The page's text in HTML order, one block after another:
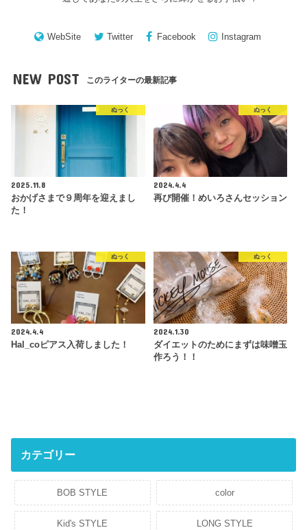
WebSite Twitter Facebook Instagram
NEW POST このライターの最新記事
ぬっく
2025.11.8
おかげさまで９周年を迎えまし
た！
ぬっく
2024.4.4
再び開催！めいろさんセッション
ぬっく
2024.4.4
Hal_coピアス入荷しました！
ぬっく
2024.1.30
ダイエットのためにまずは味噌玉
作ろう！！
カテゴリー
BOB STYLE color
Kid's STYLE LONG STYLE